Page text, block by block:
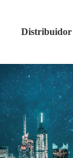
Distribuidor